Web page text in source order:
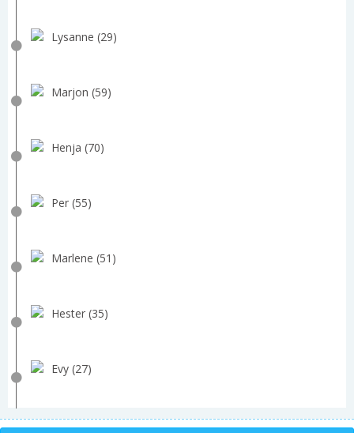
Lysanne (29)
Marjon (59)
Henja (70)
Per (55)
Marlene (51)
Hester (35)
Evy (27)